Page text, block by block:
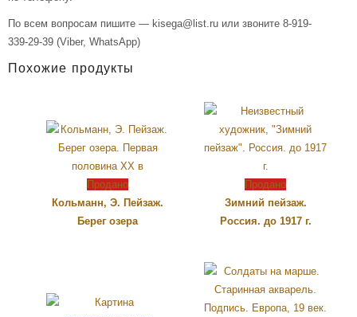
По всем вопросам пишите — kisega@list.ru или звоните 8-919-
339-29-39 (Viber, WhatsApp)
Похожие продукты
Продано
Кольманн, Э. Пейзаж.
Берег озера
Продано
Зимний пейзаж.
Россия. до 1917 г.